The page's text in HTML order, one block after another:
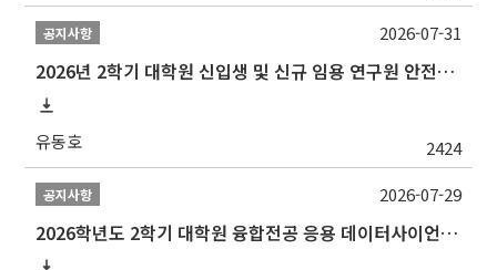
공지사항
2026년 2학기 대학원 신입생 및 신규 임용 연구원 안전환경교육(신규교육) 실시 안내
유동호 2424
2026-07-31
공지사항
2026학년도 2학기 대학원 융합전공 응용 데이터사이언스 선발 계획 알림
2026-07-29